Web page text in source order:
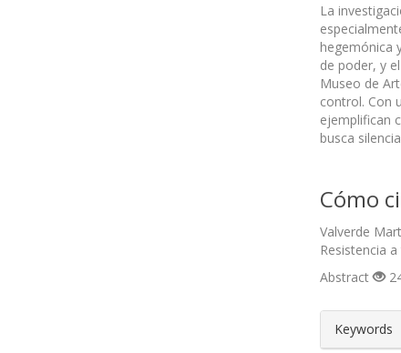
La
hegemónica
de poder, y
Museo de
control. Con
ejemplifican
busca
Cómo
Valverde
Resistencia
Abstract
Keywords